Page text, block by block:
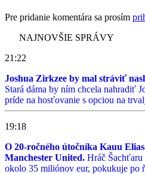
Pre pridanie komentára sa prosím
NAJNOVŠIE SPRÁVY
21:22
Joshua Zirkzee by mal stráviť
Stará dáma by ním chcela nahradiť
príde na hosťovanie s opciou na
19:18
O 20-ročného útočníka Kauu
Manchester United. Hráč
okolo 35 miliónov eur, pokukuje po